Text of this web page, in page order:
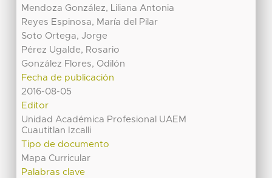
Mendoza González, Liliana Antonia
Reyes Espinosa, María del Pilar
Soto Ortega, Jorge
Pérez Ugalde, Rosario
González Flores, Odilón
Fecha de publicación
2016-08-05
Editor
Unidad Académica Profesional UAEM
Cuautitlan Izcalli
Tipo de documento
Mapa Curricular
Palabras clave